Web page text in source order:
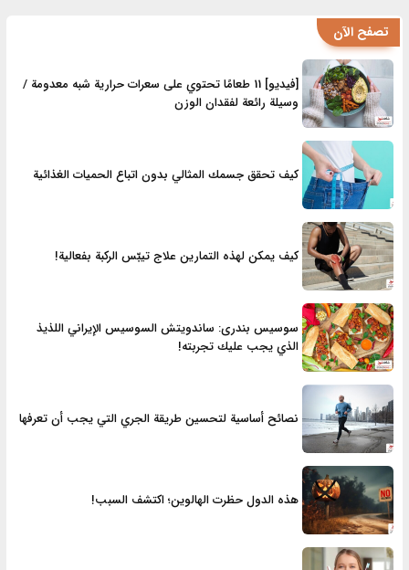
تصفح الآن
[فيديو] 11 طعامًا تحتوي على سعرات حرارية شبه معدومة /
وسيلة رائعة لفقدان الوزن
كيف تحقق جسمك المثالي بدون اتباع الحميات الغذائية
كيف يمكن لهذه التمارين علاج تيبّس الركبة بفعالية!
سوسیس بندری: ساندويتش السوسيس الإيراني اللذيذ
الذي يجب عليك تجربته!
نصائح أساسية لتحسين طريقة الجري التي يجب أن تعرفها
هذه الدول حظرت الهالوين؛ اكتشف السبب!